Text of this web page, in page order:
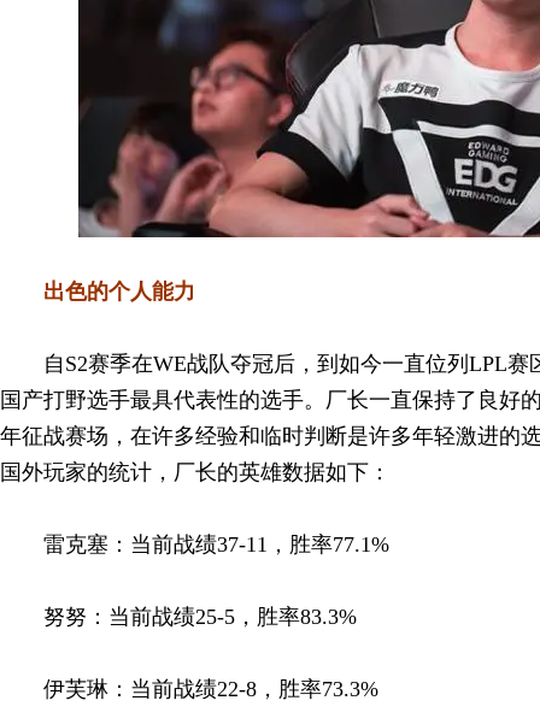
出色的个人能力
自S2赛季在WE战队夺冠后，到如今一直位列LPL
国产打野选手最具代表性的选手。厂长一直保持了良好
年征战赛场，在许多经验和临时判断是许多年轻激进的
国外玩家的统计，厂长的英雄数据如下：
雷克塞：当前战绩37-11，胜率77.1%
努努：当前战绩25-5，胜率83.3%
伊芙琳：当前战绩22-8，胜率73.3%